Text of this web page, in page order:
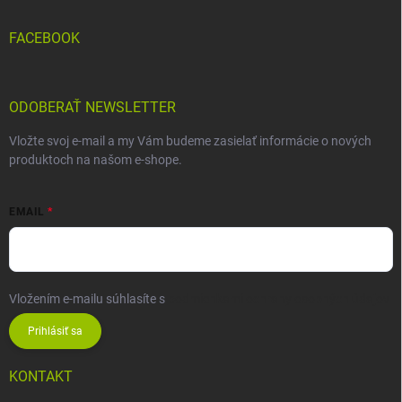
FACEBOOK
ODOBERAŤ NEWSLETTER
Vložte svoj e-mail a my Vám budeme zasielať informácie o nových
produktoch na našom e-shope.
EMAIL
Vložením e-mailu súhlasíte s
Prihlásiť sa
KONTAKT